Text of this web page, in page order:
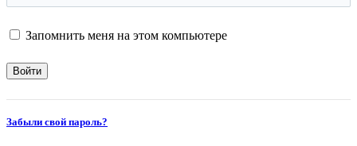
Запомнить меня на этом компьютере
Забыли свой пароль?